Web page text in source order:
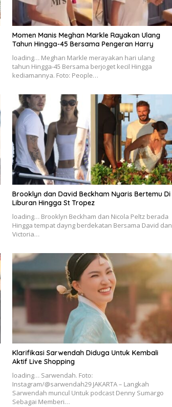
Momen Manis Meghan Markle Rayakan Ulang
Tahun Hingga-45 Bersama Pengeran Harry
loading… Meghan Markle merayakan hari ulang
tahun Hingga-45 Bersama berjoget kecil Hingga
kediamannya. Foto: People…
Brooklyn dan David Beckham Nyaris Bertemu Di
Liburan Hingga St Tropez
loading… Brooklyn Beckham dan Nicola Peltz berada
Hingga tempat dayng berdekatan Bersama David dan
Victoria…
Klarifikasi Sarwendah Diduga Untuk Kembali
Aktif Live Shopping
loading… Sarwendah. Foto:
Instagram/@sarwendah29 JAKARTA – Langkah
Sarwendah muncul Untuk podcast Denny Sumargo
Sebagai Memberi…